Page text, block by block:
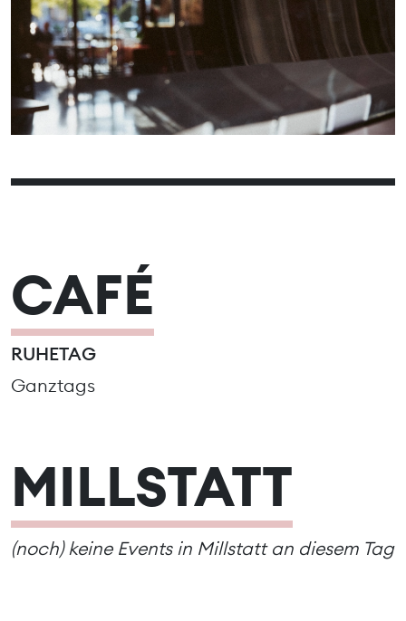
14
15 16 17 18 19
20
21
22 23 24 25 26
27
28
29 30
CAFÉ
RUHETAG
Ganztags
MILLSTATT
(noch) keine Events in Millstatt an diesem Tag